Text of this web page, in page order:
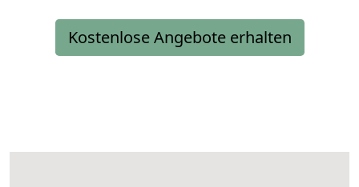
Kostenlose Angebote erhalten